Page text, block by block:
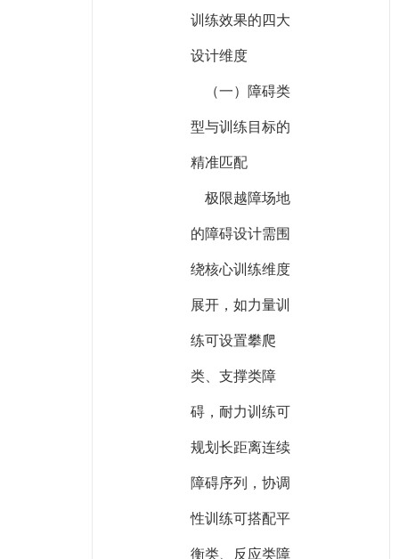
训练效果的四大
设计维度
（一）障碍类
型与训练目标的
精准匹配
极限越障场地
的障碍设计需围
绕核心训练维度
展开，如力量训
练可设置攀爬
类、支撑类障
碍，耐力训练可
规划长距离连续
障碍序列，协调
性训练可搭配平
衡类、反应类障